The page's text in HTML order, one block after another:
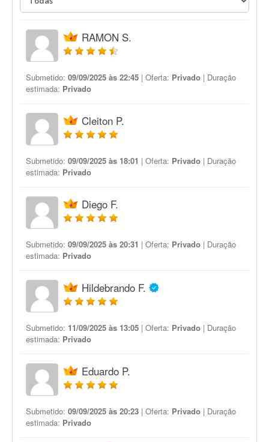
RAMON S.
Submetido: 09/09/2025 às 22:45 | Oferta: Privado | Duração
estimada: Privado
Cleiton P.
Submetido: 09/09/2025 às 18:01 | Oferta: Privado | Duração
estimada: Privado
Diego F.
Submetido: 09/09/2025 às 20:31 | Oferta: Privado | Duração
estimada: Privado
Hildebrando F.
Submetido: 11/09/2025 às 13:05 | Oferta: Privado | Duração
estimada: Privado
Eduardo P.
Submetido: 09/09/2025 às 20:23 | Oferta: Privado | Duração
estimada: Privado